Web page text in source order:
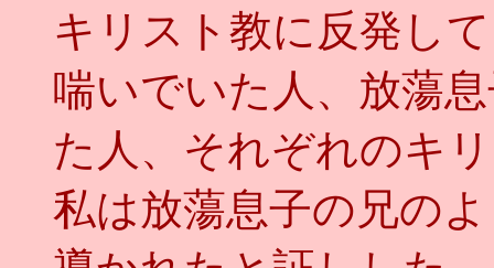
キリスト教に反発し
喘いでいた人、放蕩
た人、それぞれのキ
私は放蕩息子の兄の